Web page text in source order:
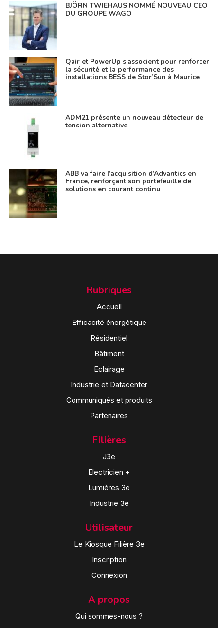
BJÖRN TWIEHAUS NOMMÉ NOUVEAU CEO
DU GROUPE WAGO
Qair et PowerUp s’associent pour renforcer
la sécurité et la performance des
installations BESS de Stor’Sun à Maurice
ADM21 présente un nouveau détecteur de
tension alternative
ABB va faire l’acquisition d’Advantics en
France, renforçant son portefeuille de
solutions en courant continu
Rubriques
Accueil
Efficacité énergétique
Résidentiel
Bâtiment
Eclairage
Industrie et Datacenter
Communiqués et produits
Partenaires
Filières
J3e
Electricien +
Lumières 3e
Industrie 3e
Utilisateur
Le Kiosque Filière 3e
Inscription
Connexion
A propos
Qui sommes-nous ?